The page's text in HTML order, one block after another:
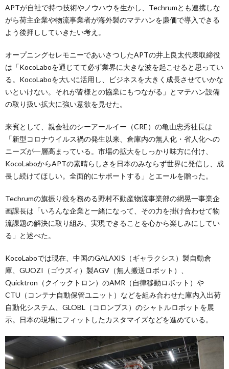
APTが自社で持つ技術やノウハウを生かし、Techrumとも連携しな
がら荷主企業や物流事業者が海外製のマテハンを廉価で導入できる
よう後押ししていきたい考え。
オープニングセレモニーであいさつしたAPTの井上良太代表取締役
は「KocoLaboを通じてて必ず業界に大きな波を起こせると思ってい
る。KocoLaboを大いに活用し、ビジネスを大きく成長させていかな
いといけない。それが皆様との協業にもつながる」とマテハン設備
の取り扱い拡大に強い意欲を見せた。
来賓として、親会社のシーアールイー（CRE）の亀山忠秀社長は
「新型コロナウイルス禍の発生以来、倉庫内の無人化・省人化への
ニーズが一層高まっている。市場の拡大をしっかり味方に付け、
KocoLaboからAPTの素晴らしさを日本のみならず世界に発信し、成
長し続けてほしい。全面的にサポートする」とエールを贈った。
Techrumの旗振り役を務める野村不動産物流事業部の網晃一事業企
画課長は「いろんな企業と一緒になって、その力を掛け合わせて物
流課題の解決に取り組み、実現できることを心から楽しみにしてい
る」と述べた。
KocoLaboでは現在、中国のGALAXIS（ギャラクシス）製自動倉
庫、GUOZI（ゴウズィ）製AGV（無人搬送ロボット）、
Quicktron（クイックトロン）のAMR（自律移動ロボット）や
CTU（コンテナ自動保管ユニット）などを組み合わせた庫内入出荷
自動化システム、GLOBL（コロンブス）のシャトルロボットを展
示。日本の現場にフィットしたカスタマイズなどを進めている。